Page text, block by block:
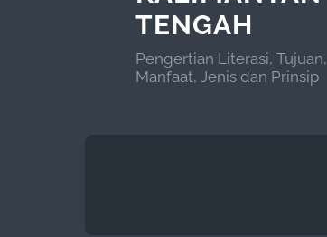
TENGAH
Pengertian Literasi, Tujuan,
Manfaat, Jenis dan Prinsip